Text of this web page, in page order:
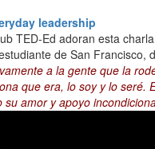
leadership
TED-Ed adoran esta
de San Francisco,
a la gente que la
que era, lo soy y lo seré.
su amor y apoyo